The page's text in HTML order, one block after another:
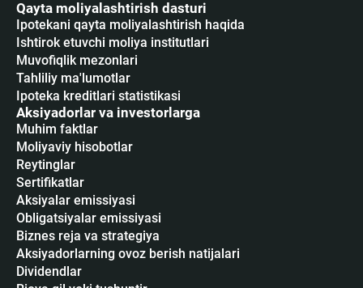
Qayta moliyalashtirish dasturi
Ipotekani qayta moliyalashtirish haqida
Ishtirok etuvchi moliya institutlari
Muvofiqlik mezonlari
Tahliliy ma'lumotlar
Ipoteka kreditlari statistikasi
Aksiyadorlar va investorlarga
Muhim faktlar
Moliyaviy hisobotlar
Reytinglar
Sertifikatlar
Аksiyalar emissiyasi
Obligatsiyalar emissiyasi
Biznes reja va strategiya
Aksiyadorlarning ovoz berish natijalari
Dividendlar